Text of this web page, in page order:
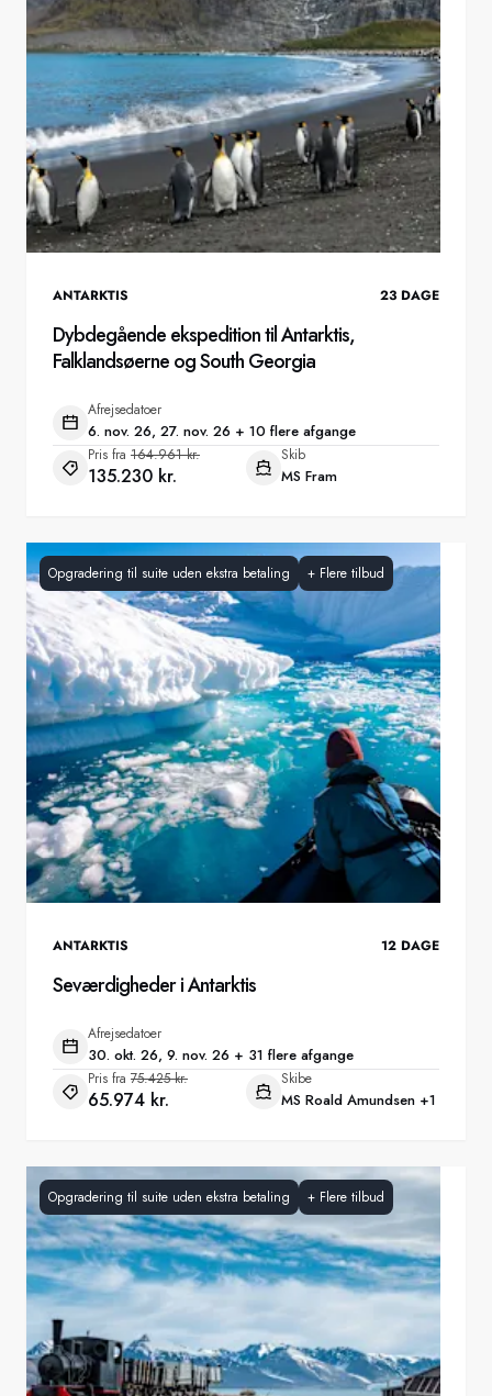
ANTARKTIS 23 DAGE
Dybdegående ekspedition til Antarktis,
Falklandsøerne og South Georgia
Afrejsedatoer
6. nov. 26, 27. nov. 26 + 10 flere afgange
Pris fra 164.961 kr.
135.230 kr.
Skib
MS Fram
Opgradering til suite uden ekstra betaling + Flere tilbud
ANTARKTIS 12 DAGE
Seværdigheder i Antarktis
Afrejsedatoer
30. okt. 26, 9. nov. 26 + 31 flere afgange
Pris fra 75.425 kr.
65.974 kr.
Skibe
MS Roald Amundsen +1
Opgradering til suite uden ekstra betaling + Flere tilbud